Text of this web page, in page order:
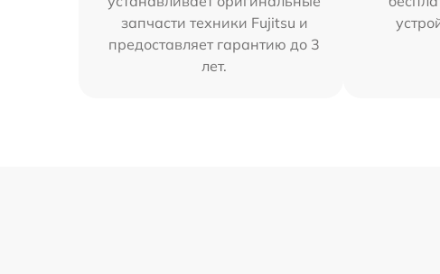
запчасти техники Fujitsu и
предоставляет гарантию до 3
лет.